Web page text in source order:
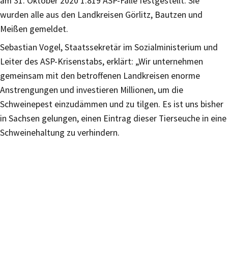
wurden alle aus den Landkreisen Görlitz, Bautzen und
Meißen gemeldet.
Sebastian Vogel, Staatssekretär im Sozialministerium und
Leiter des ASP-Krisenstabs, erklärt: „Wir unternehmen
gemeinsam mit den betroffenen Landkreisen enorme
Anstrengungen und investieren Millionen, um die
Schweinepest einzudämmen und zu tilgen. Es ist uns bisher
in Sachsen gelungen, einen Eintrag dieser Tierseuche in eine
Schweinehaltung zu verhindern.